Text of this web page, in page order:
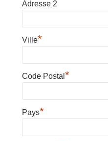
Adresse 2
Ville*
Code Postal *
Pays*